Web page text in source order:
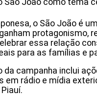
o São João é
protagonismo,
essa relação
para as famílias e
da campanha inclui
em rádio e mídia